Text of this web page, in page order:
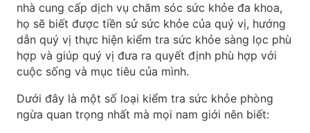
nhà cung cấp dịch vụ chăm sóc sức khỏe đa khoa,
họ sẽ biết được tiền sử sức khỏe của quý vị, hướng
dẫn quý vị thực hiện kiểm tra sức khỏe sàng lọc phù
hợp và giúp quý vị đưa ra quyết định phù hợp với
cuộc sống và mục tiêu của mình.
Dưới đây là một số loại kiểm tra sức khỏe phòng
ngừa quan trọng nhất mà mọi nam giới nên biết: